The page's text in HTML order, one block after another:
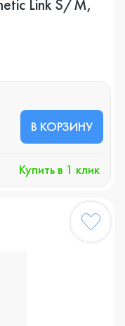
Link S/M,
В КОРЗИНУ
Купить в 1 клик